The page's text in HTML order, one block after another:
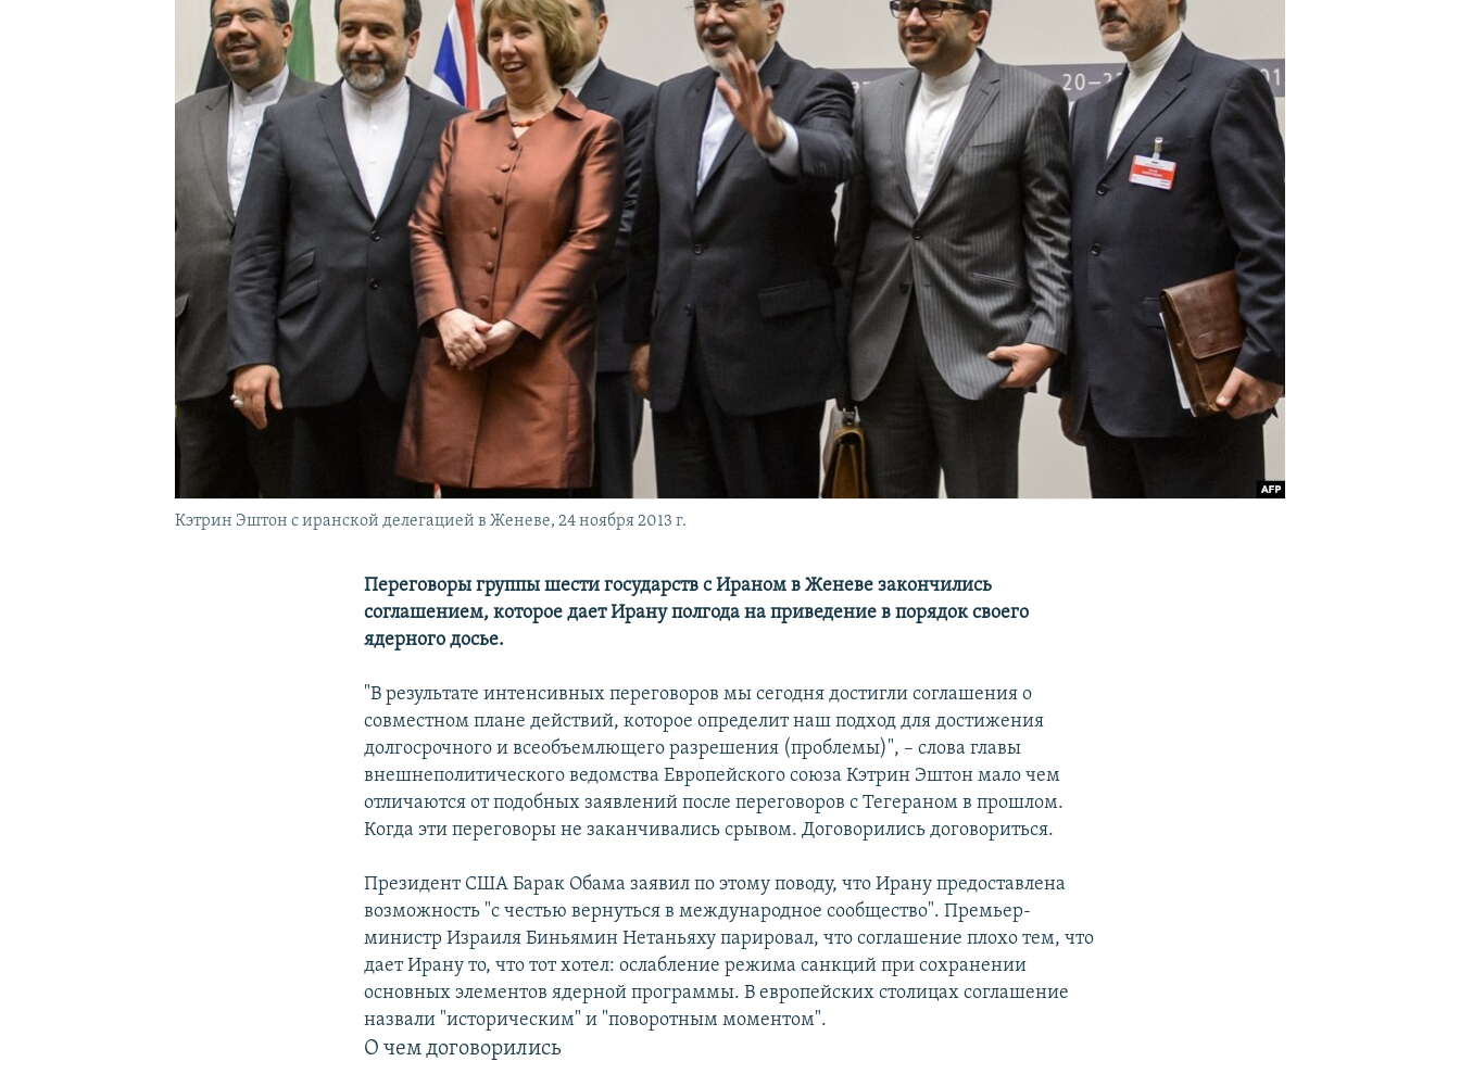
Кэтрин Эштон с иранской делегацией в Женеве, 24 ноября 2013 г.
Переговоры группы шести государств с Ираном в Женеве закончились
соглашением, которое дает Ирану полгода на приведение в порядок своего
ядерного досье.
"В результате интенсивных переговоров мы сегодня достигли соглашения о
совместном плане действий, которое определит наш подход для достижения
долгосрочного и всеобъемлющего разрешения (проблемы)", – слова главы
внешнеполитического ведомства Европейского союза Кэтрин Эштон мало чем
отличаются от подобных заявлений после переговоров с Тегераном в прошлом.
Когда эти переговоры не заканчивались срывом. Договорились договориться.
Президент США Барак Обама заявил по этому поводу, что Ирану предоставлена
возможность "с честью вернуться в международное сообщество". Премьер-
министр Израиля Биньямин Нетаньяху парировал, что соглашение плохо тем, что
дает Ирану то, что тот хотел: ослабление режима санкций при сохранении
основных элементов ядерной программы. В европейских столицах соглашение
назвали "историческим" и "поворотным моментом".
О чем договорились